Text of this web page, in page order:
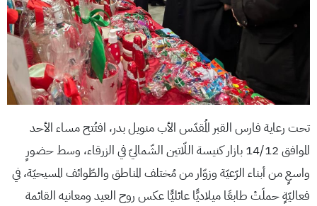
تحت رعاية فارس القبر المُقدّس الأب منويل بدر، افتُتح مساء الأحد
الموافق 14/12 بازار كنيسة اللّاتين الشّماليّ في الزرقاء، وسط حضورٍ
واسعٍ من أبناء الرّعيّة وزوّار من مُختلف المناطق والطّوائف المسيحيّة، في
فعاليّةٍ حملَتْ طابعًا ميلاديًّا عائليًّا عكس روح العيد ومعانيه القائمة